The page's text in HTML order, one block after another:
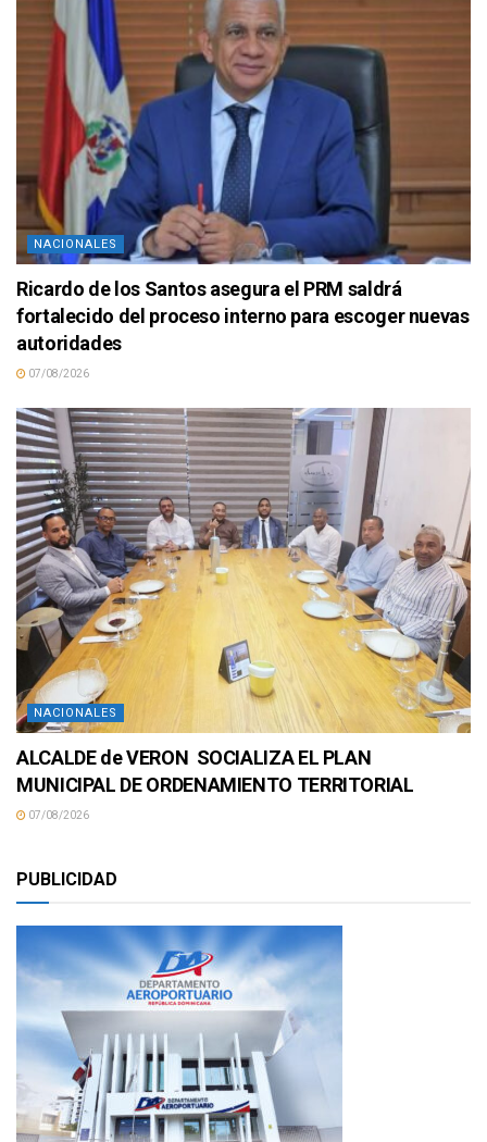
NACIONALES
Ricardo de los Santos asegura el PRM saldrá
fortalecido del proceso interno para escoger nuevas
autoridades
07/08/2026
NACIONALES
ALCALDE de VERON SOCIALIZA EL PLAN
MUNICIPAL DE ORDENAMIENTO TERRITORIAL
07/08/2026
PUBLICIDAD